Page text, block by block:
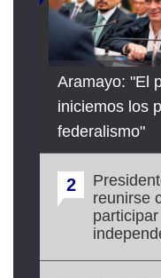
Aramayo: "El
iniciemos los
federalismo"
2
reunirse